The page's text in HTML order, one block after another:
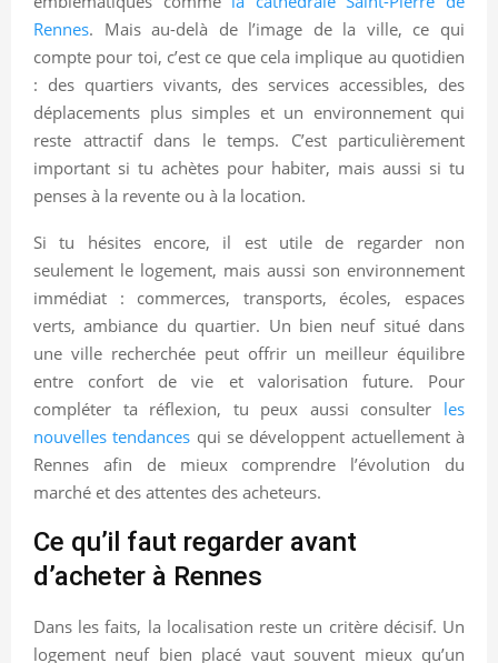
Rennes. Mais au-delà de l’image de la ville, ce qui
compte pour toi, c’est ce que cela implique au quotidien
: des quartiers vivants, des services accessibles, des
déplacements plus simples et un environnement qui
reste attractif dans le temps. C’est particulièrement
important si tu achètes pour habiter, mais aussi si tu
penses à la revente ou à la location.
Si tu hésites encore, il est utile de regarder non
seulement le logement, mais aussi son environnement
immédiat : commerces, transports, écoles, espaces
verts, ambiance du quartier. Un bien neuf situé dans
une ville recherchée peut offrir un meilleur équilibre
entre confort de vie et valorisation future. Pour
compléter ta réflexion, tu peux aussi consulter les
nouvelles tendances qui se développent actuellement à
Rennes afin de mieux comprendre l’évolution du
marché et des attentes des acheteurs.
Ce qu’il faut regarder avant
d’acheter à Rennes
Dans les faits, la localisation reste un critère décisif. Un
logement neuf bien placé vaut souvent mieux qu’un